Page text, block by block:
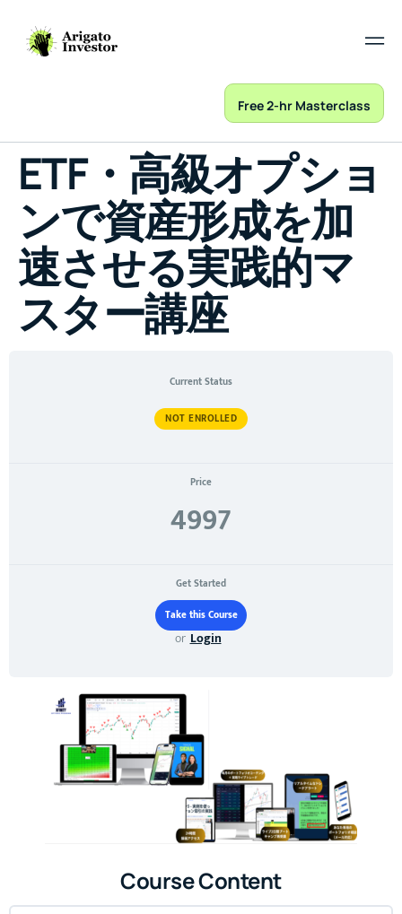
Free 2-hr Masterclass
ETF・高級オプショ
ンで資産形成を加
速させる実践的マ
スター講座
Current Status
NOT ENROLLED
Price
4997
Get Started
or Login
Course Content